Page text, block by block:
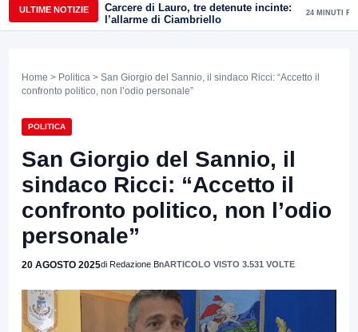
ULTIME NOTIZIE
Carcere di Lauro, tre detenute incinte:
l’allarme di Ciambriello
24 MINUTI FA
Home > Politica > San Giorgio del Sannio, il sindaco Ricci: “Accetto il
confronto politico, non l’odio personale”
POLITICA
San Giorgio del Sannio, il
sindaco Ricci: “Accetto il
confronto politico, non l’odio
personale”
20 AGOSTO 2025di Redazione BnARTICOLO VISTO 3.531 VOLTE